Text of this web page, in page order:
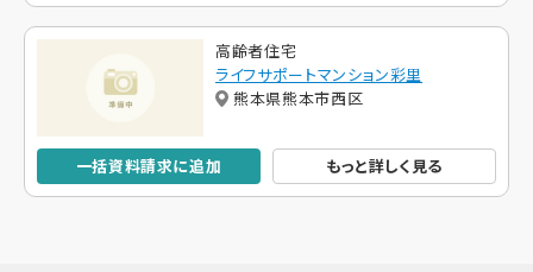
高齢者住宅
ライフサポートマンション彩里
熊本県熊本市西区
一括資料請求に追加 もっと詳しく見る